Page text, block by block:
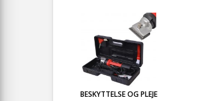
BESKYTTELSE OG PLEJE